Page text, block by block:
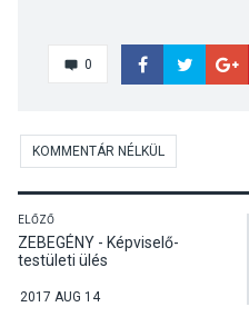
0
KOMMENTÁR NÉLKÜL
ELŐZŐ
ZEBEGÉNY - Képviselő-
testületi ülés
2017 AUG 14